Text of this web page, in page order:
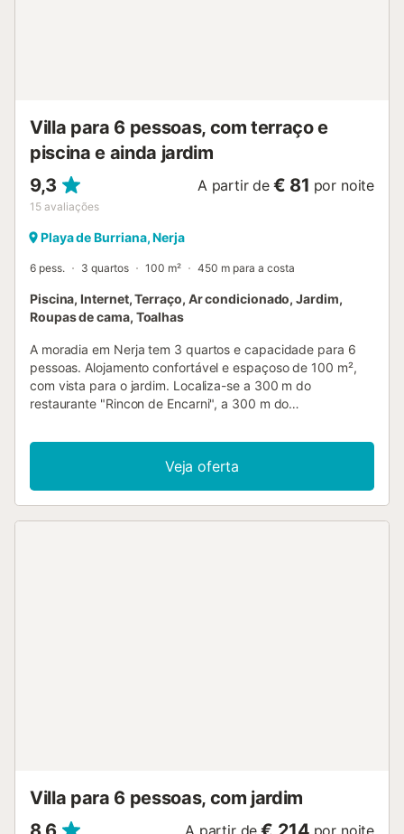
casa de banho com banheira/chuveiro, bi...
Villa para 6 pessoas, com terraço e
piscina e ainda jardim
9,3
15 avaliações
A partir de € 81 por noite
Playa de Burriana, Nerja
6 pess. 3 quartos 100 m² 450 m para a costa
Piscina, Internet, Terraço, Ar condicionado, Jardim,
Roupas de cama, Toalhas
A moradia em Nerja tem 3 quartos e capacidade para 6
pessoas. Alojamento confortável e espaçoso de 100 m²,
com vista para o jardim. Localiza-se a 300 m do
restaurante "Rincon de Encarni", a 300 m do
"Burriana Beach", a 800 m da cidade "Balcon de Europa" e
está situada numa zona ideal para famílias e dentro de
uma urbanização. Dispõe de jardim, terraço de 10 m²,
ferro de engomar, acesso à internet (wifi), ar condicionado,
Veja oferta
Villa para 6 pessoas, com jardim